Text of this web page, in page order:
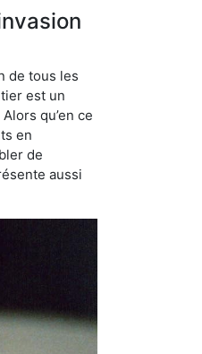
de tous les
est un
qu’en ce
en
de
aussi